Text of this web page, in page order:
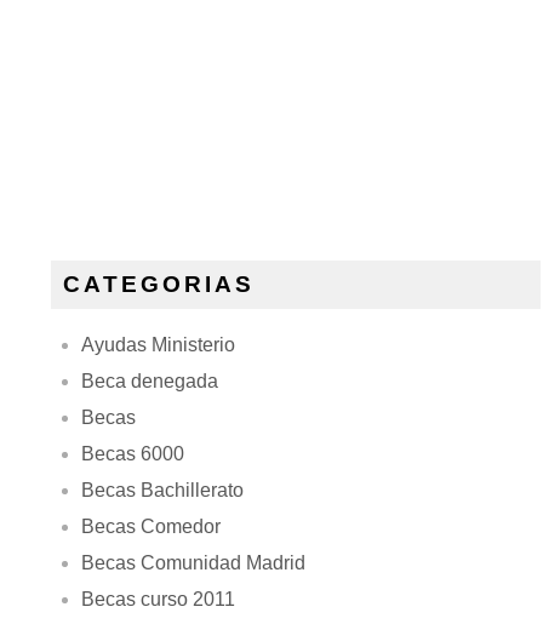
CATEGORIAS
Ayudas Ministerio
Beca denegada
Becas
Becas 6000
Becas Bachillerato
Becas Comedor
Becas Comunidad Madrid
Becas curso 2011